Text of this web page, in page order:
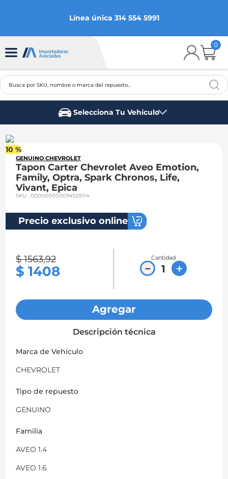
Línea única 314 554 5991
0
Busca por SKU, nombre o marca del repuesto...
Selecciona Tu Vehículo
10 %
GENUINO CHEVROLET
Tapon Carter Chevrolet Aveo Emotion,
Family, Optra, Spark Chronos, Life,
Vivant, Epica
SKU:000000000094525114
Precio exclusivo online
$ 1563,92
$ 1408
Cantidad
＋
－
Agregar
Descripción técnica
Marca de Vehículo
CHEVROLET
Tipo de repuesto
GENUINO
Familia
AVEO 1.4
AVEO 1.6
2
3.
spark gt
ford fiesta
optra
7.
sail
mazda 2